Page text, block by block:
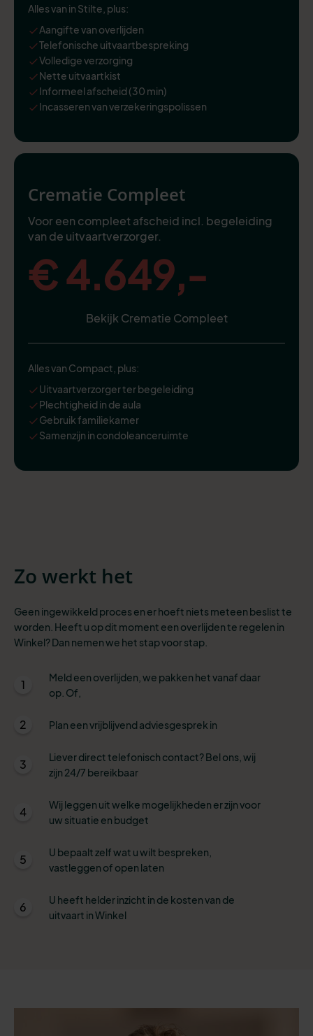
Alles van in Stilte, plus:
Aangifte van overlijden
Telefonische uitvaartbespreking
Volledige verzorging
Nette uitvaartkist
Informeel afscheid (30 min)
Incasseren van verzekeringspolissen
Crematie Compleet
Voor een compleet afscheid incl. begeleiding
van de uitvaartverzorger.
€ 4.649,-
Bekijk Crematie Compleet
Alles van Compact, plus:
Uitvaartverzorger ter begeleiding
Plechtigheid in de aula
Gebruik familiekamer
Samenzijn in condoleanceruimte
Zo werkt het
Geen ingewikkeld proces en er hoeft niets meteen beslist te
worden. Heeft u op dit moment een overlijden te regelen in
Winkel? Dan nemen we het stap voor stap.
1
Meld een overlijden, we pakken het vanaf daar
op. Of,
2 Plan een vrijblijvend adviesgesprek in
3
Liever direct telefonisch contact? Bel ons, wij
zijn 24/7 bereikbaar
4
Wij leggen uit welke mogelijkheden er zijn voor
uw situatie en budget
5
U bepaalt zelf wat u wilt bespreken,
vastleggen of open laten
6
U heeft helder inzicht in de kosten van de
uitvaart in Winkel